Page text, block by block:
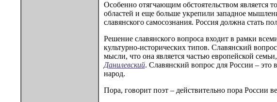
Особенно отягчающим обстоятельством является
областей и еще больше укрепили западное
славянского самосознания. Россия должна стать
Решение славянского вопроса входит в рамки
культурно-исторических типов. Славянский
мысли, что она является частью европейской
Данилевский. Славянский вопрос для России – это
народ.
Пора, говорит поэт – действительно пора России